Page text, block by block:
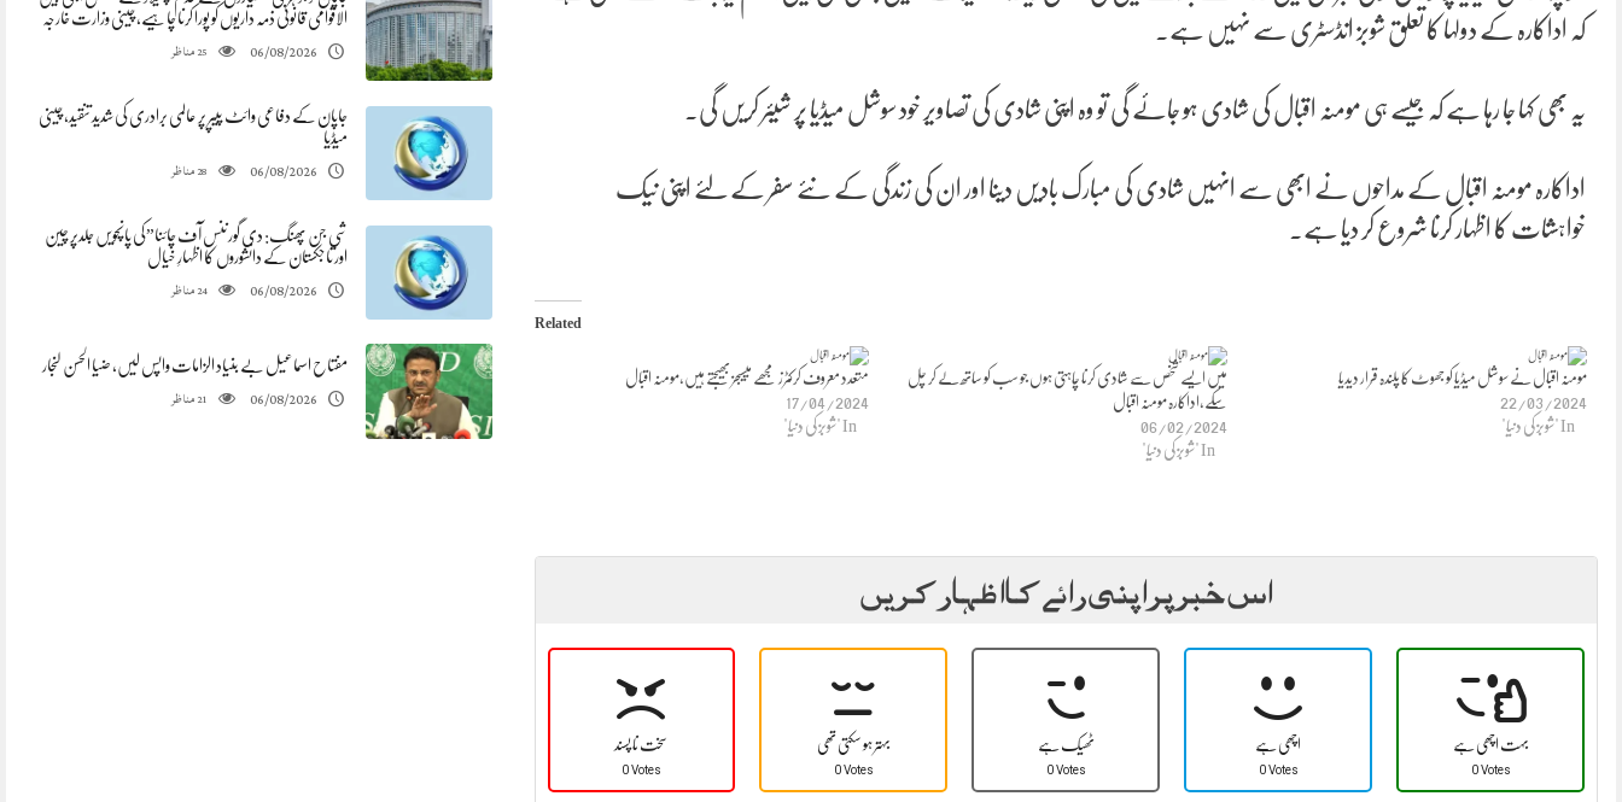
الاقوامی قانونی ذمہ داریوں کو پورا کرنا چاہیے، چینی وزارت خارجہ
06/08/2026
25مناظر
جاپان کے دفاعی وائٹ پیپر پر عالمی برادری کی شدید تنقید، چینی
میڈیا
06/08/2026
28مناظر
شی جن پھنگ: دی گورننس آف چائنا”کی پانچویں جلدپر چین
اور تاجکستان کے دانشوروں کا اظہارِ خیال
06/08/2026
24مناظر
مفتاح اسماعیل بے بنیاد الزامات واپس لیں، ضیا الحسن لنجار
06/08/2026
21مناظر
کہ اداکارہ کے دولہا کا تعلق شوبز انڈسٹری سے نہیں ہے۔
یہ بھی کہا جا رہا ہے کہ جیسے ہی مومنہ اقبال کی شادی ہو جائے گی تو وہ اپنی شادی کی تصاویر خود سوشل میڈیا پر شیئر کریں گی۔
اداکارہ مومنہ اقبال کے مداحوں نے ابھی سے انہیں شادی کی مبارک بادیں دینا اور ان کی زندگی کے نئے سفر کے لئے اپنی نیک
خواہشات کا اظہار کرنا شروع کر دیا ہے۔
Related
متعدد معروف کرکٹرز مجھے میسیجز بھیجتے ہیں،مومنہ اقبال
17/04/2024
In "شوبز کی دنیا"
میں ایسے شخص سے شادی کرنا چاہتی ہوں جو سب کو ساتھ لے کر چل
سکے،اداکارہ مومنہ اقبال
06/02/2024
In "شوبز کی دنیا"
مومنہ اقبال نے سوشل میڈیا کو جھوٹ کا پلندہ قرار دیدیا
22/03/2024
In "شوبز کی دنیا"
اس خبر پر اپنی رائے کا اظہار کریں
سخت نا پسند
0 Votes
بہتر ہو سکتی تھی
0 Votes
ٹھیک ہے
0 Votes
اچھی ہے
0 Votes
بہت اچھی ہے
0 Votes